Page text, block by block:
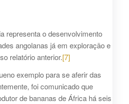
representa o desenvolvimento
angolanas já em exploração e
relatório anterior.[7]
exemplo para se aferir das
foi comunicado que
de bananas de África há seis